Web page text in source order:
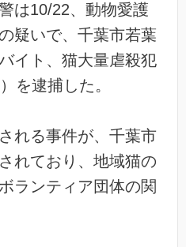
は10/22、動物愛護
疑いで、千葉市若葉
イト、猫大量虐殺犯
を逮捕した。
れる事件が、千葉市
れており、地域猫の
ランティア団体の関